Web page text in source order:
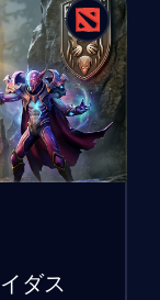
ダス